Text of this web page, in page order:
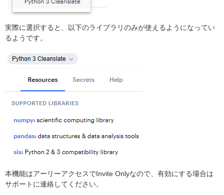
実際に選択すると、以下のライブラリのみが使えるようになってい
るようです。
本機能はアーリーアクセスでInvite Onlyなので、有効にする場合は
サポートに連絡してください。